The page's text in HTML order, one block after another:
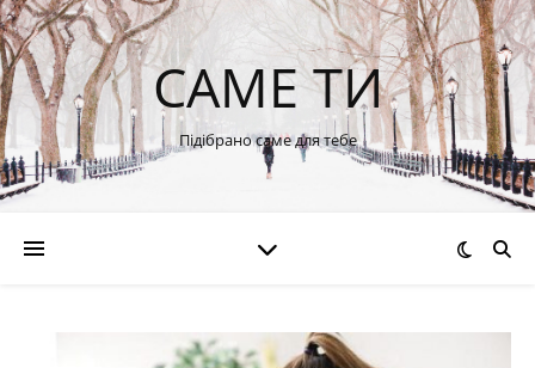
САМЕ ТИ
Підібрано саме для тебе